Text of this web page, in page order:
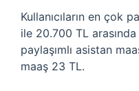
Kullanıcıların en çok
ile 20.700 TL
paylaşımlı asistan
maaş 23 TL.